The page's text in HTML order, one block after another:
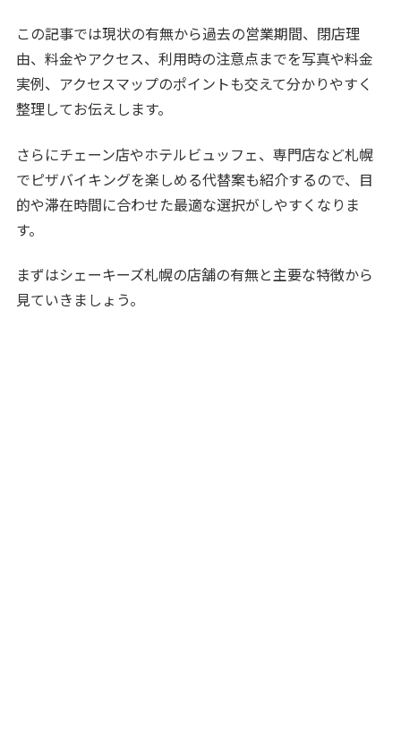
この記事では現状の有無から過去の営業期間、閉店理
由、料金やアクセス、利用時の注意点までを写真や料金
実例、アクセスマップのポイントも交えて分かりやすく
整理してお伝えします。
さらにチェーン店やホテルビュッフェ、専門店など札幌
でピザバイキングを楽しめる代替案も紹介するので、目
的や滞在時間に合わせた最適な選択がしやすくなりま
す。
まずはシェーキーズ札幌の店舗の有無と主要な特徴から
見ていきましょう。